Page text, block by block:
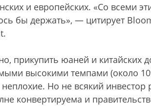
и европейских. «Со всеми
бы держать», — цитирует
прикупить юаней и китайских
высокими темпами (около
Но не всякий инвестор
конвертируема и